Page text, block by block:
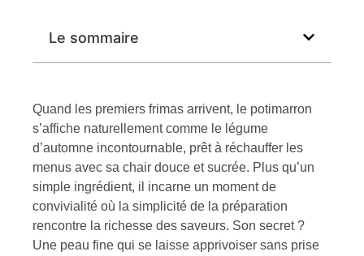
Le sommaire
Quand les premiers frimas arrivent, le potimarron
s’affiche naturellement comme le légume
d’automne incontournable, prêt à réchauffer les
menus avec sa chair douce et sucrée. Plus qu’un
simple ingrédient, il incarne un moment de
convivialité où la simplicité de la préparation
rencontre la richesse des saveurs. Son secret ?
Une peau fine qui se laisse apprivoiser sans prise